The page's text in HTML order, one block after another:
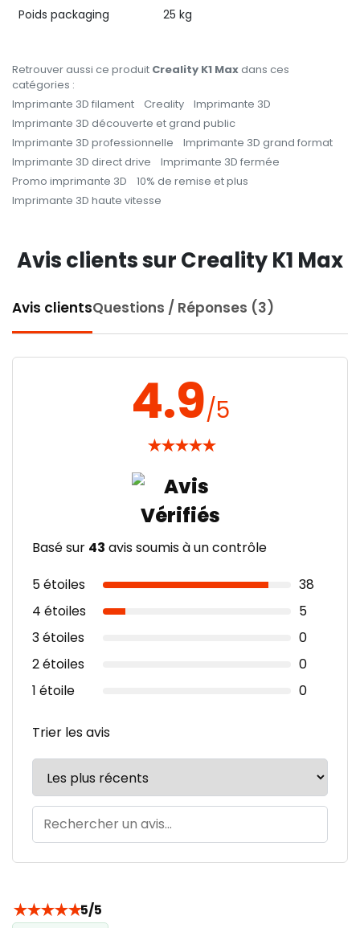
Poids packaging
25 kg
Retrouver aussi ce produit Creality K1 Maxdans ces
catégories :
Imprimante 3D filament
Creality
Imprimante 3D
Imprimante 3D découverte et grand public
Imprimante 3D professionnelle
Imprimante 3D grand format
Imprimante 3D direct drive
Imprimante 3D fermée
Promo imprimante 3D
10% de remise et plus
Imprimante 3D haute vitesse
Avis clients sur Creality K1 Max
Avis clientsQuestions / Réponses (3)
4.9/5
★★★★★
Basé sur 43 avis soumis à un contrôle
5 étoiles
38
4 étoiles
5
3 étoiles
0
2 étoiles
0
1 étoile
0
Trier les avis
★★★★★5/5